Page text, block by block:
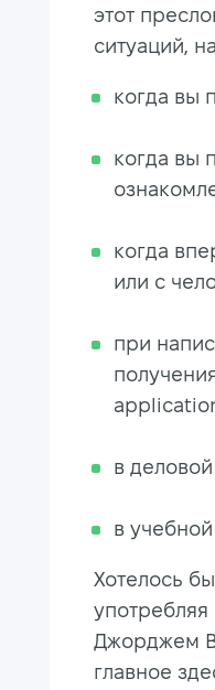
этот
ситуаций,
когда вы
когда вы
когда
или с
при
в
в
Хотелось
употребляя
Джорджем
главное